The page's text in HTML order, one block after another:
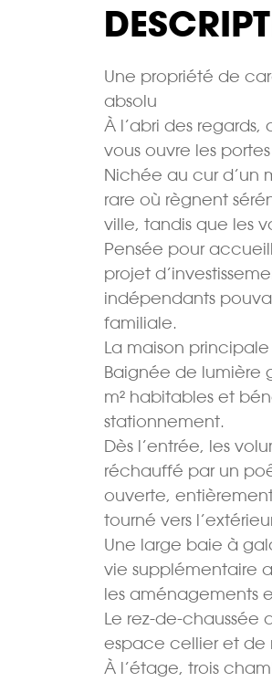
Une propriété de
absolu
À l’abri des
vous ouvre les
Nichée au cur
rare où règnent
ville, tandis que les
Pensée pour
projet
indépendants
familiale.
La maison
Baignée de lumière
m² habitables et
stationnement.
Dès l’entrée, les
réchauffé par un
ouverte,
tourné vers
Une large baie à
vie supplémentaire
les aménagements
Le rez-de-
espace cellier et de
À l’étage, trois